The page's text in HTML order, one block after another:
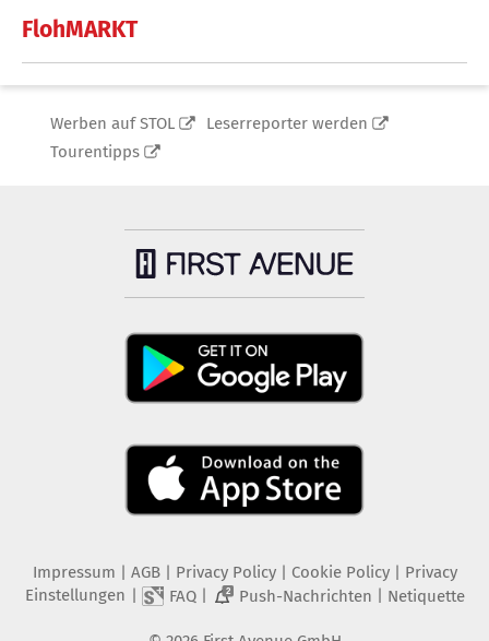
FlohMARKT
Werben auf STOL
Leserreporter werden
Tourentipps
Impressum | AGB | Privacy Policy| Cookie Policy| Privacy
Einstellungen | FAQ| 2 Push-Nachrichten | Netiquette